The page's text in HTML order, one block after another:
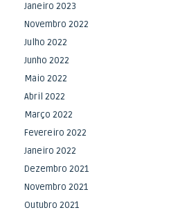
Janeiro 2023
Novembro 2022
Julho 2022
Junho 2022
Maio 2022
Abril 2022
Março 2022
Fevereiro 2022
Janeiro 2022
Dezembro 2021
Novembro 2021
Outubro 2021